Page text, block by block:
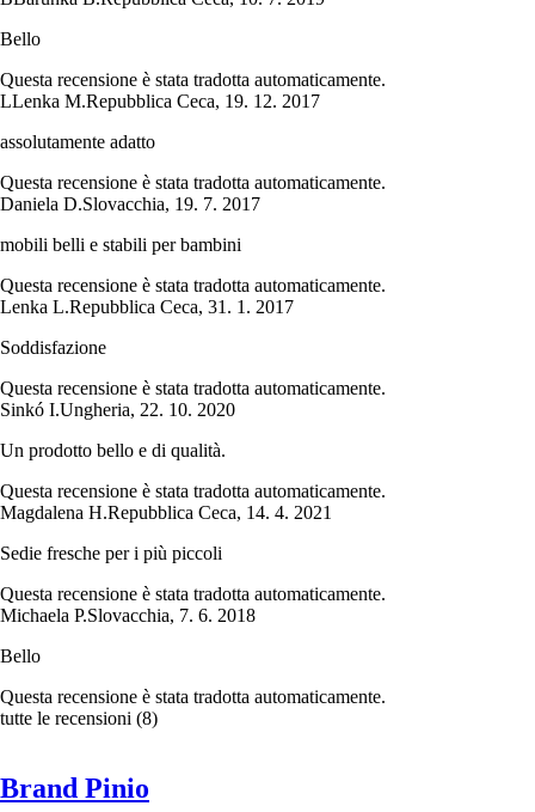
Bello
Questa recensione è stata tradotta automaticamente.
LLenka M.Repubblica Ceca, 19. 12. 2017
assolutamente adatto
Questa recensione è stata tradotta automaticamente.
Daniela D.Slovacchia, 19. 7. 2017
mobili belli e stabili per bambini
Questa recensione è stata tradotta automaticamente.
Lenka L.Repubblica Ceca, 31. 1. 2017
Soddisfazione
Questa recensione è stata tradotta automaticamente.
Sinkó I.Ungheria, 22. 10. 2020
Un prodotto bello e di qualità.
Questa recensione è stata tradotta automaticamente.
Magdalena H.Repubblica Ceca, 14. 4. 2021
Sedie fresche per i più piccoli
Questa recensione è stata tradotta automaticamente.
Michaela P.Slovacchia, 7. 6. 2018
Bello
Questa recensione è stata tradotta automaticamente.
tutte le recensioni (8)
Brand Pinio